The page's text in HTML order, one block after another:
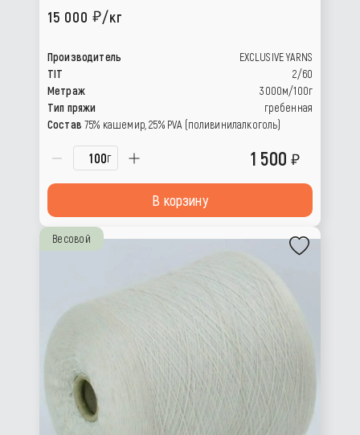
15 000
/кг
Производитель
EXCLUSIVE YARNS
TIT
2/60
Метраж
3000м/100г
Тип пряжи
гребенная
Состав 75% кашемир, 25% РVА (поливинилалкоголь)
г 1 500
В корзину
Весовой